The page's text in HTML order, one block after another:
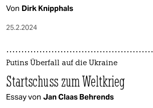
Von Dirk Knipphals
25.2.2024
Putins Überfall auf die Ukraine
Startschuss zum Weltkrieg
Essay von Jan Claas Behrends